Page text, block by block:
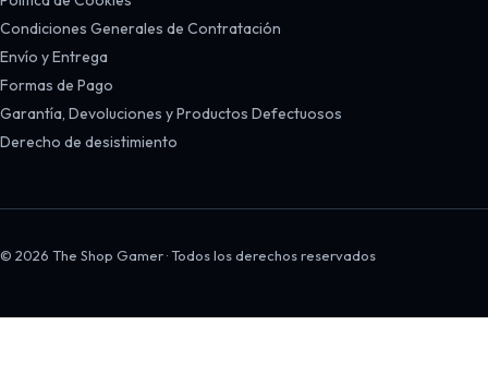
Condiciones Generales de Contratación
Envío y Entrega
Formas de Pago
Garantía, Devoluciones y Productos Defectuosos
Derecho de desistimiento
© 2026 The Shop Gamer · Todos los derechos reservados